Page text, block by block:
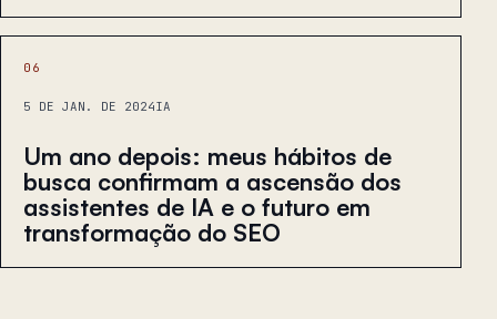
06
5 DE JAN. DE 2024IA
Um ano depois: meus hábitos de
busca confirmam a ascensão dos
assistentes de IA e o futuro em
transformação do SEO